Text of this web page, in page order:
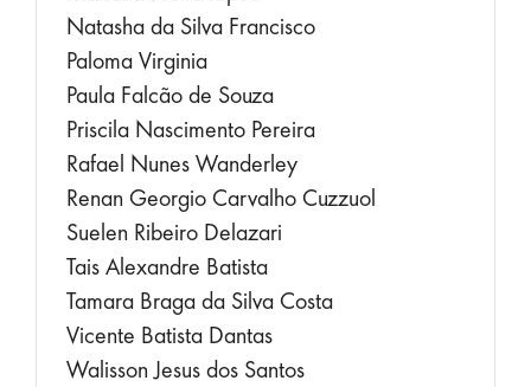
Natasha da Silva Francisco
Paloma Virginia
Paula Falcão de Souza
Priscila Nascimento Pereira
Rafael Nunes Wanderley
Renan Georgio Carvalho Cuzzuol
Suelen Ribeiro Delazari
Tais Alexandre Batista
Tamara Braga da Silva Costa
Vicente Batista Dantas
Walisson Jesus dos Santos